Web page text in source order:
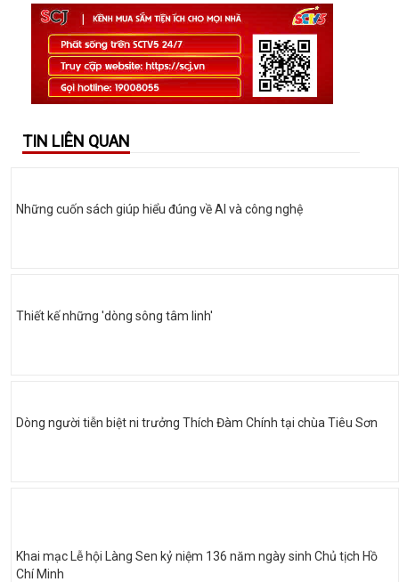
TIN LIÊN QUAN
Những cuốn sách giúp hiểu đúng về AI và công nghệ
Thiết kế những 'dòng sông tâm linh'
Dòng người tiễn biệt ni trưởng Thích Đàm Chính tại chùa Tiêu Sơn
Khai mạc Lễ hội Làng Sen kỷ niệm 136 năm ngày sinh Chủ tịch Hồ
Chí Minh